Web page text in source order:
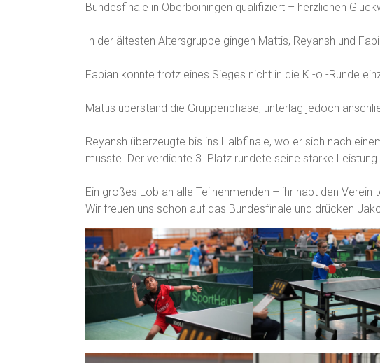
Bundesfinale in Oberboihingen qualifiziert – herzlichen
In der ältesten Altersgruppe gingen Mattis, Reyansh und
Fabian konnte trotz eines Sieges nicht in die K.-o.-Runde
Mattis überstand die Gruppenphase, unterlag jedoch
Reyansh überzeugte bis ins Halbfinale, wo er sich nach
musste. Der verdiente 3. Platz rundete seine starke Leistung
Ein großes Lob an alle Teilnehmenden – ihr habt den Verein
Wir freuen uns schon auf das Bundesfinale und drücken